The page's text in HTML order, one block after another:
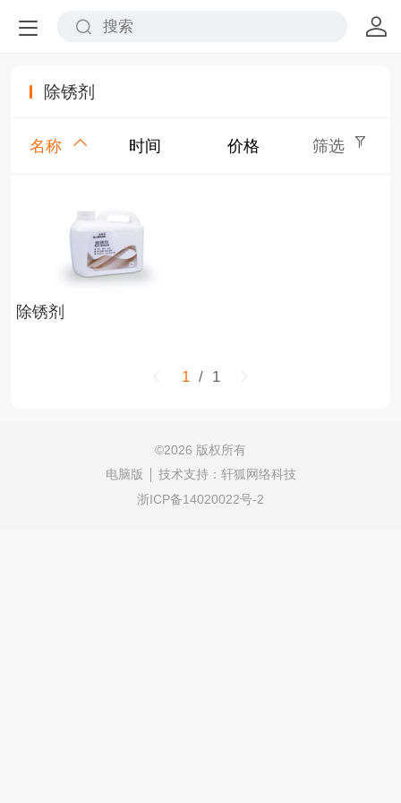
除锈剂
名称 时间 价格 筛选
除锈剂
1 / 1
©2026 版权所有
电脑版
技术支持： 轩狐网络科技
浙ICP备14020022号-2